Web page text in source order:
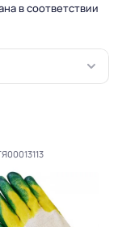
в соответствии